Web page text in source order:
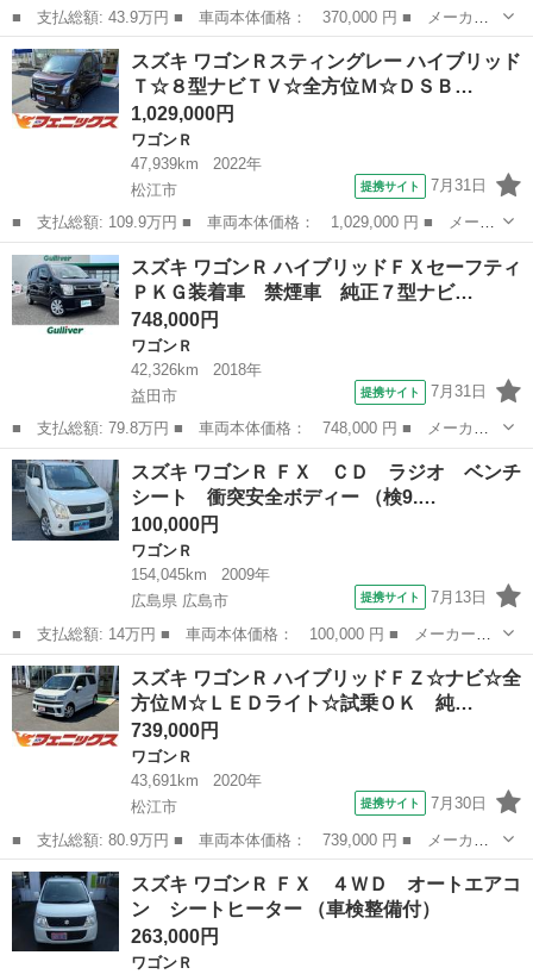
■ 支払総額: 43.9万円 ■ 車両本体価格： 370,000 円 ■ メーカー
名： スズキ ■ 車種名： ワゴンＲ ■ グレード名： ＦＸリミテ
ッド エバポレーター交換済 エアコンリフレッシュ作業施工 ■ 排
気量： 6...
島根 松江市 ワゴンＲ
スズキ ワゴンＲスティングレー ハイブリッド
Ｔ☆８型ナビＴＶ☆全方位Ｍ☆ＤＳＢ…
1,029,000円
ワゴンＲ
47,939km
2022年
松江市
提携サイト 7月31日
■ 支払総額: 109.9万円 ■ 車両本体価格： 1,029,000 円 ■ メーカ
ー名： スズキ ■ 車種名： ワゴンＲスティングレー ■ グレード
名： ハイブリッドＴ☆８型ナビＴＶ☆全方位Ｍ☆ＤＳＢＳ☆試乗Ｏ
Ｋ☆ 純...
島根 松江市 ワゴンＲ
スズキ ワゴンＲ ハイブリッドＦＸセーフティ
ＰＫＧ装着車 禁煙車 純正７型ナビ…
748,000円
ワゴンＲ
42,326km
2018年
益田市
提携サイト 7月31日
■ 支払総額: 79.8万円 ■ 車両本体価格： 748,000 円 ■ メーカー
名： スズキ ■ 車種名： ワゴンＲ ■ グレード名： ハイブリッ
ドＦＸセーフティＰＫＧ装着車 禁煙車 純正７型ナビ Ｂカメラ
レーンキープ...
島根 益田市 ワゴンＲ
スズキ ワゴンＲ ＦＸ ＣＤ ラジオ ベンチ
シート 衝突安全ボディー （検9.…
100,000円
ワゴンＲ
154,045km
2009年
広島県 広島市
提携サイト 7月13日
■ 支払総額: 14万円 ■ 車両本体価格： 100,000 円 ■ メーカー
名： スズキ ■ 車種名： ワゴンＲ ■ グレード名： ＦＸ Ｃ
Ｄ ラジオ ベンチシート 衝突安全ボディー ■ 排気量： 660cc
■ ドア枚...
広島 広島市 ワゴンＲ
スズキ ワゴンＲ ハイブリッドＦＺ☆ナビ☆全
方位Ｍ☆ＬＥＤライト☆試乗ＯＫ 純…
739,000円
ワゴンＲ
43,691km
2020年
松江市
提携サイト 7月30日
■ 支払総額: 80.9万円 ■ 車両本体価格： 739,000 円 ■ メーカー
名： スズキ ■ 車種名： ワゴンＲ ■ グレード名： ハイブリッ
ドＦＺ☆ナビ☆全方位Ｍ☆ＬＥＤライト☆試乗ＯＫ 純正ＳＤナビ☆
全方位モニタ...
島根 松江市 ワゴンＲ
スズキ ワゴンＲ ＦＸ ４ＷＤ オートエアコ
ン シートヒーター （車検整備付）
263,000円
ワゴンＲ